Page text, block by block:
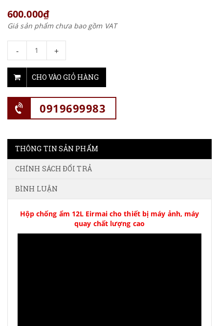
600.000₫
Giá sản phẩm chưa bao gồm VAT
- +
CHO VÀO GIỎ HÀNG
0919699983
THÔNG TIN SẢN PHẨM
CHÍNH SÁCH ĐỔI TRẢ
BÌNH LUẬN
Hộp chống ẩm 12L Eirmai cho thiết bị máy ảnh, máy
quay chất lượng cao